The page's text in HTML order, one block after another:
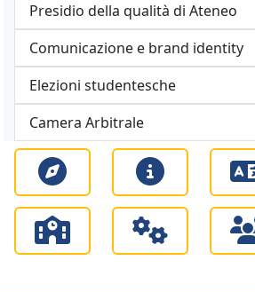
Presidio della qualità di Ateneo
Comunicazione e brand identity
Elezioni studentesche
Camera Arbitrale